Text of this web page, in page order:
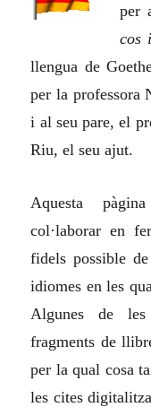
per
cos
llengua de
per la professora
i al seu pare, el
Riu, el seu ajut.
Aquesta
col·laborar en
fidels possible
idiomes en les
Algunes de les
fragments de
per la qual cosa
les cites